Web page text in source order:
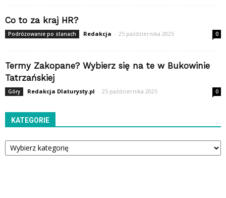
Co to za kraj HR?
Podróżowanie po stanach Redakcja - 25 października 2025 0
Termy Zakopane? Wybierz się na te w Bukowinie
Tatrzańskiej
Góry Redakcja Dlaturysty.pl - 25 października 2025 0
KATEGORIE
Kategorie